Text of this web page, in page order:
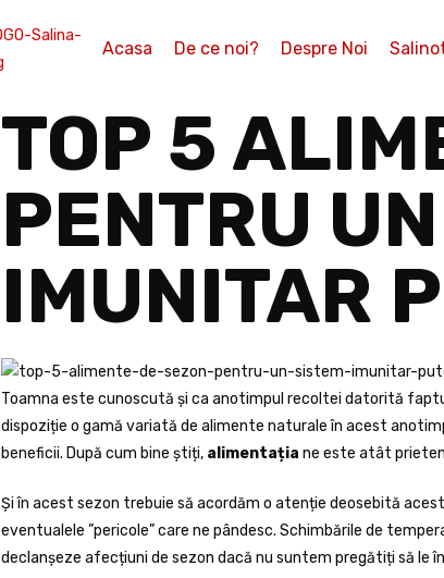
Acasa De ce noi? Despre Noi
TOP 5
PENTRU
IMUNITAR
Toamna este cunoscută și ca anotimpul recoltei datorită
dispoziție o gamă variată de alimente naturale în acest
beneficii. După cum bine știți, alimentația ne este atât
Și în acest sezon trebuie să acordăm o atenție deosebită
eventualele ”pericole” care ne pândesc. Schimbările de
declanșeze afecțiuni de sezon dacă nu suntem pregătiți să le